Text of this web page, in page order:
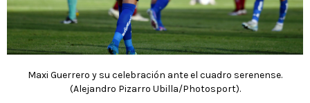
Maxi Guerrero y su celebración ante el cuadro serenense.
(Alejandro Pizarro Ubilla/Photosport).